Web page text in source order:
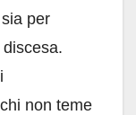
per
discesa.
non teme